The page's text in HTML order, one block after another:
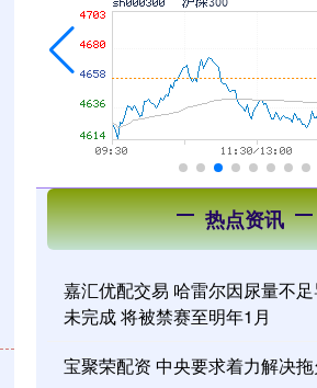
热点资讯
嘉汇优配交易 哈雷尔因尿量不
未完成 将被禁赛至明年1月
宝聚荣配资 中央要求着力解决